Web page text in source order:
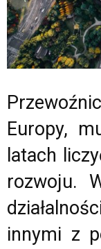
Europy,
latach
rozwoju.
innymi z